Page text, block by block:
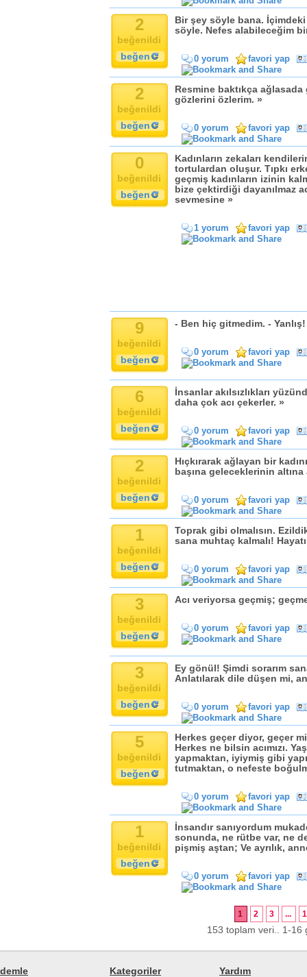
2
beğenildi
beğen
Bir şey söyle bana. İçimdeki
söyle. Nefes alabileceğim
0 yorum favori yap
2
beğenildi
beğen
Resmine baktıkça
gözlerini özlerim. »
0 yorum favori yap
0
beğenildi
beğen
Kadınların zekaları
tortulardan oluşur. Tıpkı
geçmiş kadınların izinin
bize çektirdiği dayanılmaz
sevmesine »
1 yorum favori yap
9
beğenildi
beğen
- Ben hiç gitmedim. -
0 yorum favori yap
6
beğenildi
beğen
İnsanlar akılsızlıkları
daha çok acı çekerler. »
0 yorum favori yap
2
beğenildi
beğen
Hıçkırarak ağlayan bir
başına geleceklerinin altına
0 yorum favori yap
1
beğenildi
beğen
Toprak gibi olmalısın.
sana muhtaç kalmalı!
0 yorum favori yap
3
beğenildi
beğen
Acı veriyorsa geçmiş;
0 yorum favori yap
3
beğenildi
beğen
Ey gönül! Şimdi sorarım
Anlatılarak dile düşen mi,
0 yorum favori yap
5
beğenildi
beğen
Herkes geçer diyor, geçer
Herkes ne bilsin acımızı.
yapmaktan, iyiymiş gibi
tutmaktan, o nefeste
0 yorum favori yap
1
beğenildi
beğen
İnsandır sanıyordum
sonunda, ne rütbe var, ne
pişmiş aştan; Ve ayrılık,
0 yorum favori yap
1 2 3 ...
153 toplam veri.. 1-16
demle Kategoriler Yardım